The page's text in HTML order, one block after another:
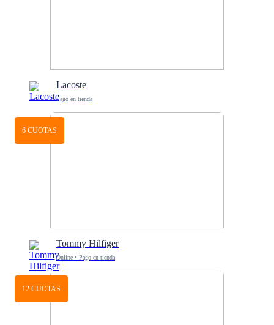
Lacoste
Pago en tienda
6 CUOTAS
Tommy Hilfiger
Online • Pago en tienda
12 CUOTAS